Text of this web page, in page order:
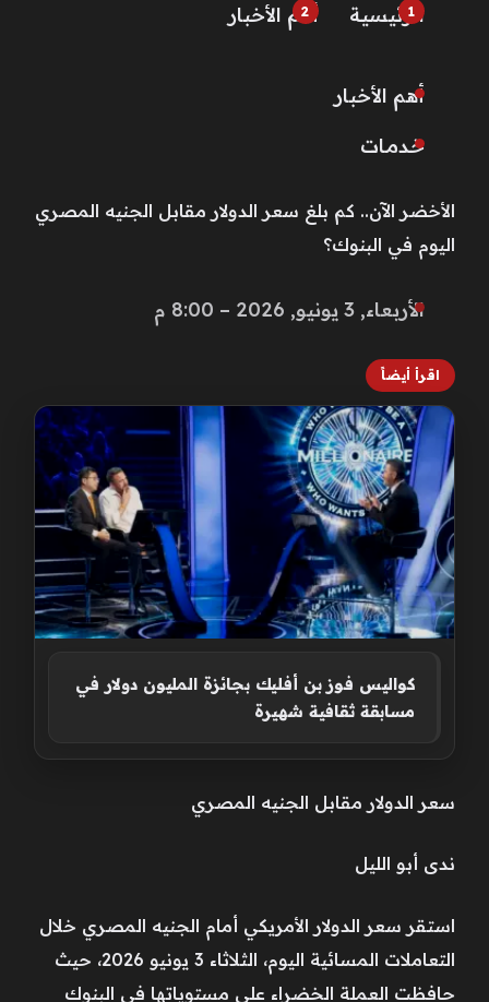
الرئيسية أهم الأخبار
أهم الأخبار
خـدمـات
الأخضر الآن.. كم بلغ سعر الدولار مقابل الجنيه المصري
اليوم في البنوك؟
الأربعاء, 3 يونيو, 2026 – 8:00 م
اقرأ أيضاً
كواليس فوز بن أفليك بجائزة المليون دولار في
مسابقة ثقافية شهيرة
سعر الدولار مقابل الجنيه المصري
ندى أبو الليل
استقر سعر الدولار الأمريكي أمام الجنيه المصري خلال
التعاملات المسائية اليوم، الثلاثاء 3 يونيو 2026، حيث
حافظت العملة الخضراء على مستوياتها في البنوك